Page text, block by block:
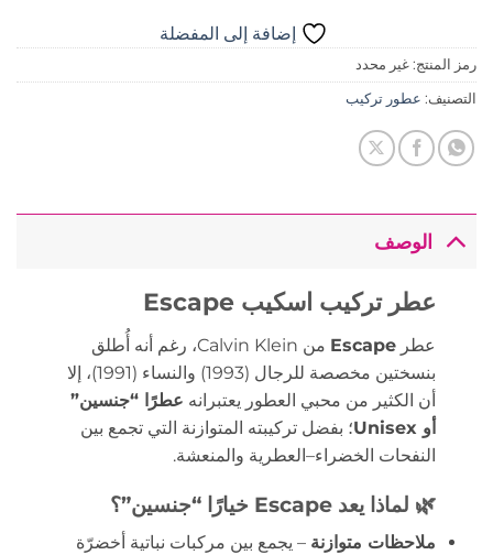
إضافة إلى المفضلة
رمز المنتج: غير محدد
التصنيف: عطور تركيب
الوصف
عطر تركيب اسكيب Escape
عطر Escape
من Calvin Klein، رغم أنه أُطلق
بنسختين مخصصة للرجال (1993) والنساء (1991)، إلا
أن الكثير من محبي العطور يعتبرانه عطرًا “جنسين”
أو Unisex
؛ بفضل تركيبته المتوازنة التي تجمع بين
النفحات الخضراء–العطرية والمنعشة.
🌿 لماذا يعد Escape خيارًا “جنسين”؟
ملاحظات متوازنة – يجمع بين مركبات نباتية أخضرّة